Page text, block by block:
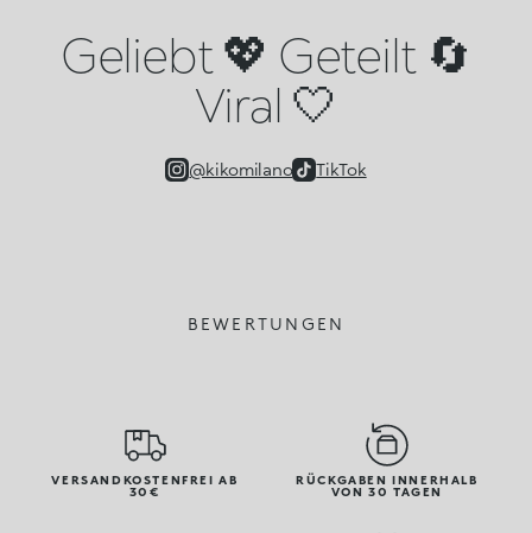
Geliebt 💖 Geteilt 🔄
Viral 🤍
@kikomilano TikTok
BEWERTUNGEN
VERSANDKOSTENFREI AB
30€
RÜCKGABEN INNERHALB
VON 30 TAGEN